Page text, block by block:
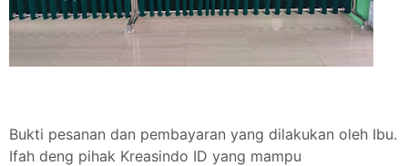
Bukti pesanan dan pembayaran yang dilakukan oleh Ibu.
Ifah deng pihak Kreasindo ID yang mampu